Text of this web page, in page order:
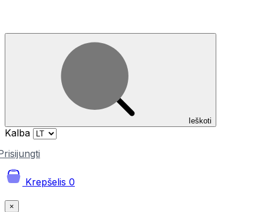
Ieškoti
Kalba
Krepšelis 0
×